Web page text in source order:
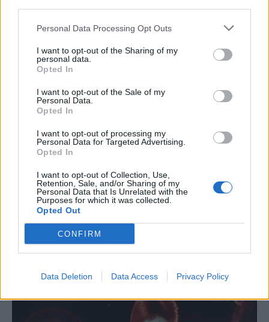
Personal Data Processing Opt Outs
I want to opt-out of the Sharing of my
personal data.
Opted In
I want to opt-out of the Sale of my
Personal Data.
Opted In
I want to opt-out of processing my
Personal Data for Targeted Advertising.
Opted In
I want to opt-out of Collection, Use,
Retention, Sale, and/or Sharing of my
Personal Data that Is Unrelated with the
Purposes for which it was collected.
Opted Out
CONFIRM
Data Deletion Data Access Privacy Policy